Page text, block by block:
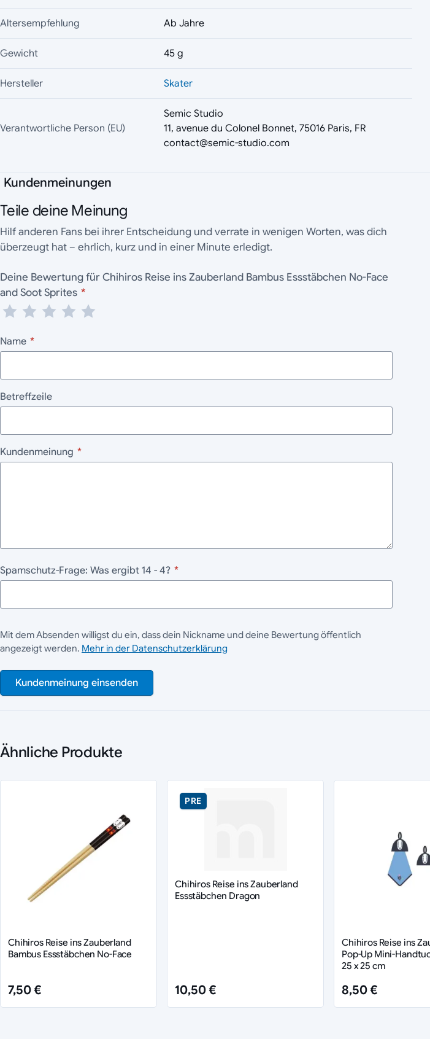
Altersempfehlung Ab Jahre
Gewicht 45 g
Hersteller Skater
Verantwortliche Person (EU)
Semic Studio
11, avenue du Colonel Bonnet, 75016 Paris, FR
contact@semic-studio.com
Kundenmeinungen
Teile deine Meinung
Hilf anderen Fans bei ihrer Entscheidung und verrate in wenigen Worten, was dich
überzeugt hat – ehrlich, kurz und in einer Minute erledigt.
Deine Bewertung für Chihiros Reise ins Zauberland Bambus Essstäbchen No-Face
and Soot Sprites *
Name *
Betreffzeile
Kundenmeinung *
Spamschutz-Frage: Was ergibt 14 - 4? *
Mit dem Absenden willigst du ein, dass dein Nickname und deine Bewertung öffentlich
angezeigt werden. Mehr in der Datenschutzerklärung
Kundenmeinung einsenden
Ähnliche Produkte
Chihiros Reise ins Zauberland
Bambus Essstäbchen No-Face
7,50 €
PRE
Chihiros Reise ins Zauberland
Essstäbchen Dragon
10,50 €
Chihiros Reise ins
Pop-Up Mini-
25 x 25 cm
8,50 €